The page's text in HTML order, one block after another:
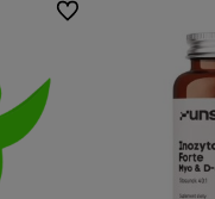
Do ulubionych